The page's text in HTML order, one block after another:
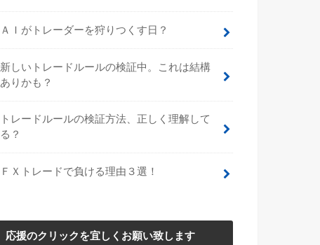
ＡＩがトレーダーを狩りつくす日？
新しいトレードルールの検証中。これは結構
ありかも？
トレードルールの検証方法、正しく理解して
る？
ＦＸトレードで負ける理由３選！
応援のクリックを宜しくお願い致します